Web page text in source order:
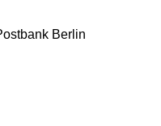
Berlin